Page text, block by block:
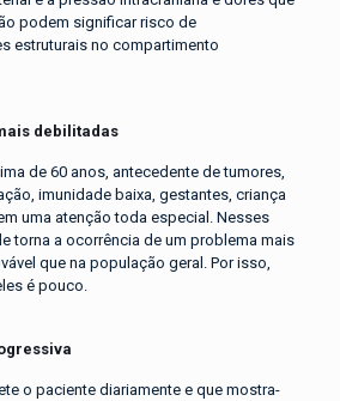
podem significar risco de
estruturais no compartimento
debilitadas
de 60 anos, antecedente de tumores,
imunidade baixa, gestantes, criança
uma atenção toda especial. Nesses
torna a ocorrência de um problema mais
que na população geral. Por isso,
é pouco.
o paciente diariamente e que mostra-